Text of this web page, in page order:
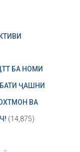
БА НОМИ
ҶАШНИ
ВА
(14,875)